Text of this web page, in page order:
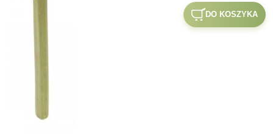
DO KOSZYKA